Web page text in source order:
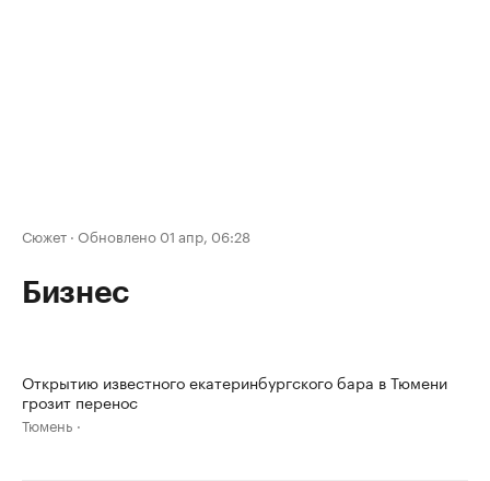
Сюжет · Обновлено 01 апр, 06:28
Бизнес
Открытию известного екатеринбургского бара в Тюмени
грозит перенос
Тюмень